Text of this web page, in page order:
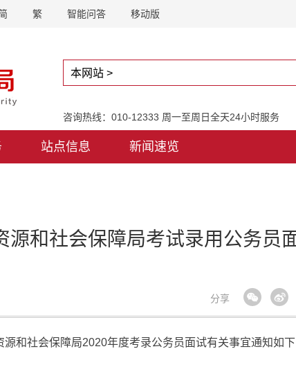
繁 智能问答 移动版
咨询热线：010-12333 周一至周日全天24小时服务
站点信息 新闻速览
源和社会保障局考试录用公务员
分享
和社会保障局2020年度考录公务员面试有关事宜通知如下